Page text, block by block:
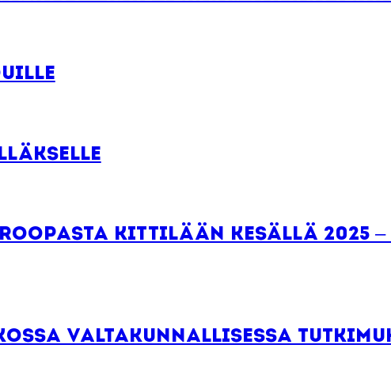
Kittilään kesällä 2025 –
valtakunnallisessa